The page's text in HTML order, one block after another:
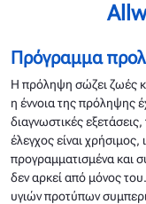
Πρόγραμμα
Η πρόληψη σώζει ζωές
η έννοια της πρόληψης
διαγνωστικές
έλεγχος είναι χρήσιμος,
προγραμματισμένα και
δεν αρκεί από μόνος
υγιών προτύπων